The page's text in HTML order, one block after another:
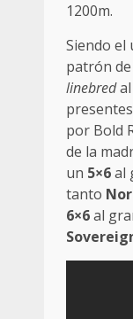
1200m.
Siendo el
patrón
linebredal
por Bold
de la
un 5×6al
tanto
6×6al